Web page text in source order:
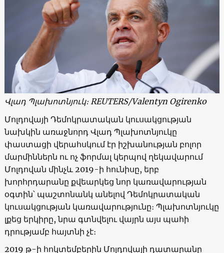
Վլադ Պլախոտնյուկ։ REUTERS/Valentyn Ogirenko
Մոլդովայի Դեմոկրատական կուսակցության
նախկին առաջնորդ Վլադ Պլախոտնյուկը
փաստացի վերահսկում էր իշխանության բոլոր
մարմիններն ու ոչ ֆորմալ կերպով ղեկավարում
Մոլդովան մինչև 2019-ի հունիսը, երբ
խորհրդարանը քվեարկեց նոր կառավարության
օգտին՝ պաշտոնանկ անելով Դեմոկրատական
կուսակցության կառավարությունը։ Պլախոտնյուկը
լքեց երկիրը, նրա գտնվելու վայրն այս պահի
դրությամբ հայտնի չէ։
2019 թ-ի հոկտեմբերին Մոլդովայի դատարանը